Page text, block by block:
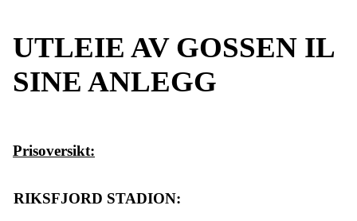
UTLEIE AV GOSSEN IL
SINE ANLEGG
Prisoversikt:
RIKSFJORD STADION: